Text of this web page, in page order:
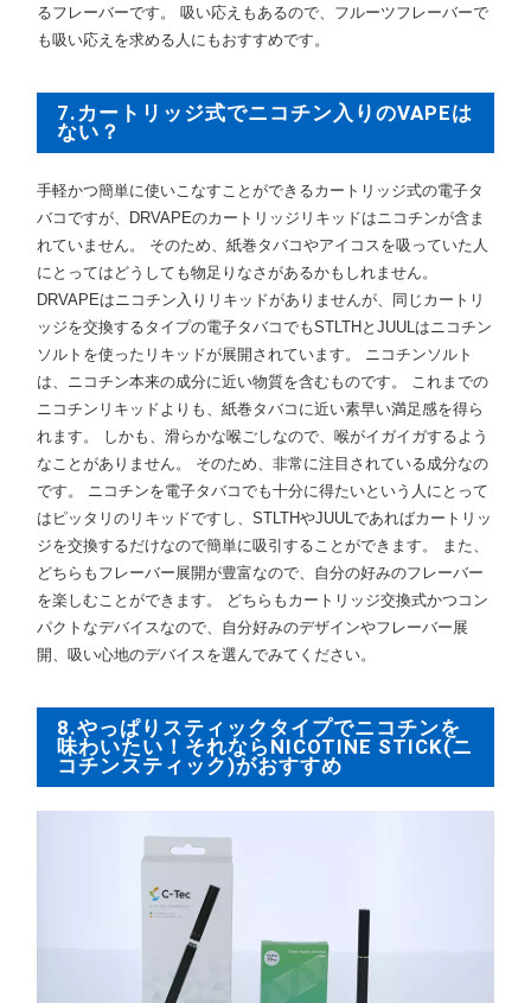
るフレーバーです。 吸い応えもあるので、フルーツフレーバーで
も吸い応えを求める人にもおすすめです。
7.カートリッジ式でニコチン入りのVAPEは
ない？
手軽かつ簡単に使いこなすことができるカートリッジ式の電子タ
バコですが、DRVAPEのカートリッジリキッドはニコチンが含ま
れていません。 そのため、紙巻タバコやアイコスを吸っていた人
にとってはどうしても物足りなさがあるかもしれません。
DRVAPEはニコチン入りリキッドがありませんが、同じカートリ
ッジを交換するタイプの電子タバコでもSTLTHとJUULはニコチン
ソルトを使ったリキッドが展開されています。 ニコチンソルト
は、ニコチン本来の成分に近い物質を含むものです。 これまでの
ニコチンリキッドよりも、紙巻タバコに近い素早い満足感を得ら
れます。 しかも、滑らかな喉ごしなので、喉がイガイガするよう
なことがありません。 そのため、非常に注目されている成分なの
です。 ニコチンを電子タバコでも十分に得たいという人にとって
はピッタリのリキッドですし、STLTHやJUULであればカートリッ
ジを交換するだけなので簡単に吸引することができます。 また、
どちらもフレーバー展開が豊富なので、自分の好みのフレーバー
を楽しむことができます。 どちらもカートリッジ交換式かつコン
パクトなデバイスなので、自分好みのデザインやフレーバー展
開、吸い心地のデバイスを選んでみてください。
8.やっぱりスティックタイプでニコチンを
味わいたい！それならNICOTINE STICK(ニ
コチンスティック)がおすすめ